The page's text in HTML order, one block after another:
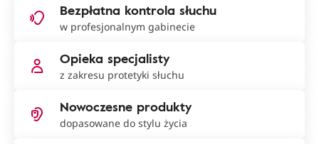
Bezpłatna kontrola słuchu
w profesjonalnym gabinecie
Opieka specjalisty
z zakresu protetyki słuchu
Nowoczesne produkty
dopasowane do stylu życia